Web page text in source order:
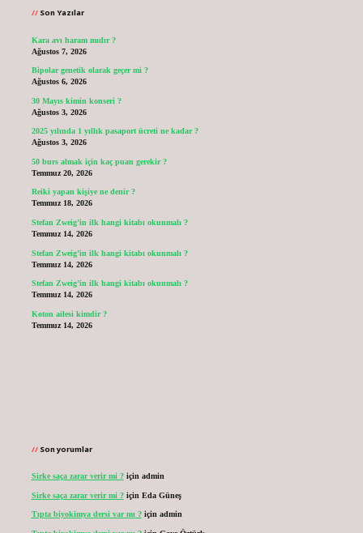
Son Yazılar
Kara avı haram mıdır ?
Ağustos 7, 2026
Bipolar genetik olarak geçer mi ?
Ağustos 6, 2026
30 Mayıs kimin konseri ?
Ağustos 3, 2026
2025 yılında 1 yıllık pasaport ücreti ne kadar ?
Ağustos 3, 2026
50 burs almak için kaç puan gerekir ?
Temmuz 20, 2026
Reiki yapan kişiye ne denir ?
Temmuz 18, 2026
Stefan Zweig’in ilk hangi kitabı okunmalı ?
Temmuz 14, 2026
Stefan Zweig’in ilk hangi kitabı okunmalı ?
Temmuz 14, 2026
Stefan Zweig’in ilk hangi kitabı okunmalı ?
Temmuz 14, 2026
Koton ailesi kimdir ?
Temmuz 14, 2026
Son yorumlar
Sirke saça zarar verir mi ?için admin
Sirke saça zarar verir mi ?için Eda Güneş
Tıpta biyokimya dersi var mı ?için admin